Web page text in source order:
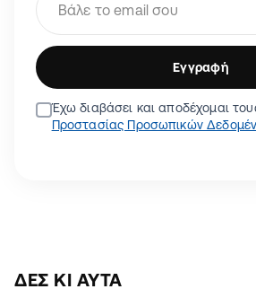
Εγγραφή
Έχω διαβάσει και αποδέχομαι
Προστασίας Προσωπικών
ΔΕΣ ΚΙ ΑΥΤΆ